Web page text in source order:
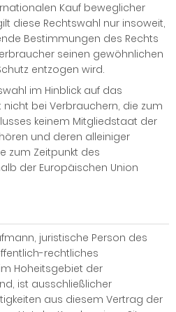
Kauf beweglicher
diese Rechtswahl nur insoweit,
Bestimmungen des Rechts
seinen gewöhnlichen
entzogen wird.
im Hinblick auf das
bei Verbrauchern, die zum
keinem Mitgliedstaat der
und deren alleiniger
zum Zeitpunkt des
der Europäischen Union
juristische Person des
rechtliches
Hoheitsgebiet der
ist ausschließlicher
aus diesem Vertrag der